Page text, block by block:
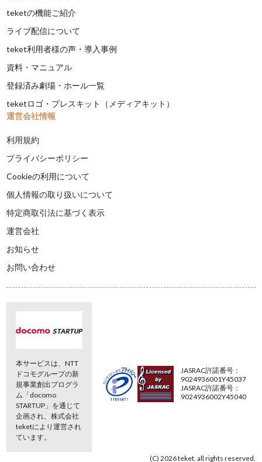
teketの機能ご紹介
ライブ配信について
teket利用者様の声・導入事例
資料・マニュアル
登録済み劇場・ホール一覧
teketロゴ・プレスキット（メディアキット）
運営会社情報
利用規約
プライバシーポリシー
Cookieの利用について
個人情報の取り扱いについて
特定商取引法に基づく表示
運営会社
お知らせ
お問い合わせ
本サービスは、NTT
ドコモグループの新
規事業創出プログラ
ム「docomo
STARTUP」を通じて
企画され、株式会社
teketにより運営され
ています。
JASRAC許諾番号：
9024936001Y45037
JASRAC許諾番号：
9024936002Y45040
(C) 2026 teket. all rights reserved.